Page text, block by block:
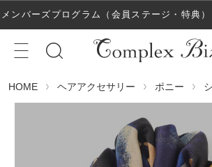
メンバーズプログラム（会員ステージ・特典
た！
HOME ヘアアクセサリー ポニー